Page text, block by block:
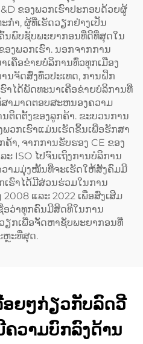
ຂອງພວກເຮົາປະກອບດ້ວຍຜູ້
ຳ, ຜູ້ທີ່ເຮັດວຽກຢ່າງເປັນ
ນພົບຊັບພະຍາກອນທີ່ດີທີ່ສຸດໃນ
ງພວກເຮົາ. ນອກຈາກການ
ເຄືອຂ່າຍບໍລິການທົ່ວທຸກເມືອງ
ນຈັດສົ່ງທົ່ວປະເທດ, ການຝຶກ
າໄດ້ພັດທະນາເຄືອຂ່າຍບໍລິການທີ່
ສາມາດຕອບສະຫນອງຄວາມ
ຕິດຕັ້ງຂອງລູກຄ້າ. ຂະບວນການ
ວກເຮົາແມ່ນເຮັດຂຶ້ນເພື່ອຮັກສາ
າ, ຈາກການຮັບຮອງ CE ຂອງ
ະ ISO ໄປຈົນເຖິງການບໍລິການ
າມມຸ່ງໝັ້ນທີ່ຈະເຮັດໃຫ້ສັງຄົມມີ
ເຮົາໄດ້ມີສ່ວນຮ່ວມໃນການ
2008 ແລະ 2022 ເພື່ອສົ່ງເສີມ
ອວ່າທຸກຄົນມີສິດທິໃນການ
ຽກເພື່ອຈັດຫາຊັບພະຍາກອນທີ່
ຫຼະທີ່ສຸດ.
ອຍໆກ່ຽວກັບລົດວີ
ວາມບົກລົງດ້ານ